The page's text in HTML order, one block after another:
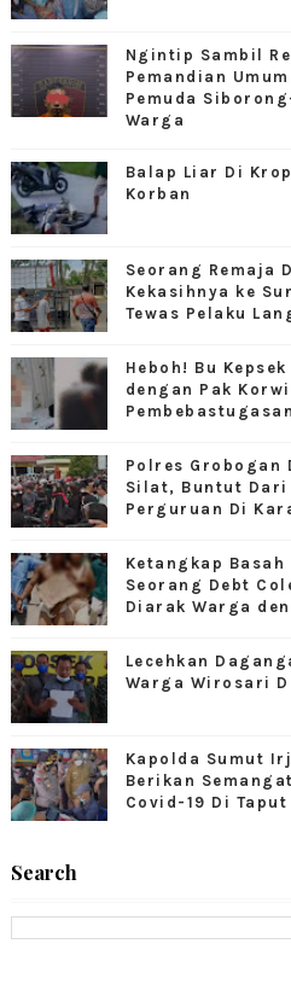
Ngintip Sambil
Pemandian
Pemuda
Warga
Balap Liar Di
Korban
Seorang Remaja
Kekasihnya ke
Tewas Pelaku
Heboh! Bu
dengan Pak
Pembebastugasan
Polres Grobogan
Silat, Buntut Dari
Perguruan Di
Ketangkap
Seorang Debt
Diarak Warga
Lecehkan
Warga Wirosari
Kapolda Sumut
Berikan
Covid-19 Di Taput
Search